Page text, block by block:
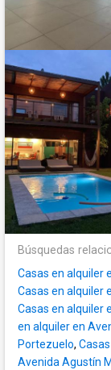
Búsquedas
Casas en alquiler
Casas en alquiler
Casas en alquiler
en alquiler en
Portezuelo,
Avenida Agustín